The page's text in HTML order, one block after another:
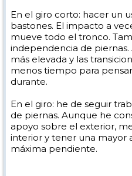
En el giro corto: hacer un
bastones. El impacto a
mueve todo el tronco.
independencia de piernas.
más elevada y las
menos tiempo para
durante.
En el giro: he de seguir
de piernas. Aunque he
apoyo sobre el exterior,
interior y tener una mayor
máxima pendiente.